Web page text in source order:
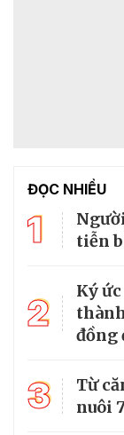
ĐỌC NHIỀU
1
tiễn
2
Ký
đồng
3
Từ
nuôi